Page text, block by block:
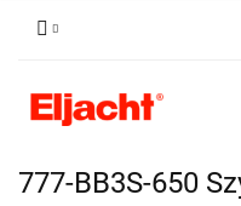
777-BB3S-650